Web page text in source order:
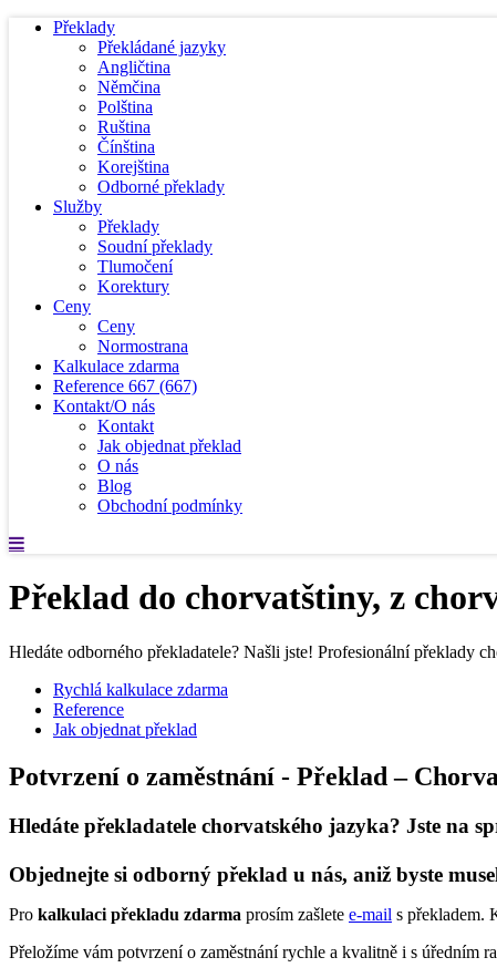
Překlady
Překládané jazyky
Angličtina
Němčina
Polština
Ruština
Čínština
Korejština
Odborné překlady
Služby
Překlady
Soudní překlady
Tlumočení
Korektury
Ceny
Ceny
Normostrana
Kalkulace zdarma
Reference 667 (667)
Kontakt/O nás
Kontakt
Jak objednat překlad
O nás
Blog
Obchodní podmínky
Překlad do chorvatštiny, z
Hledáte odborného překladatele? Našli jste! Profesionální překlady
Rychlá kalkulace zdarma
Reference
Jak objednat překlad
Potvrzení o zaměstnání - Překlad –
Hledáte překladatele chorvatského jazyka? Jste na
Objednejte si odborný překlad u nás, aniž byste
Pro kalkulaci překladu zdarma prosím zašlete e-mail s překladem.
Přeložíme vám potvrzení o zaměstnání rychle a kvalitně i s úředním